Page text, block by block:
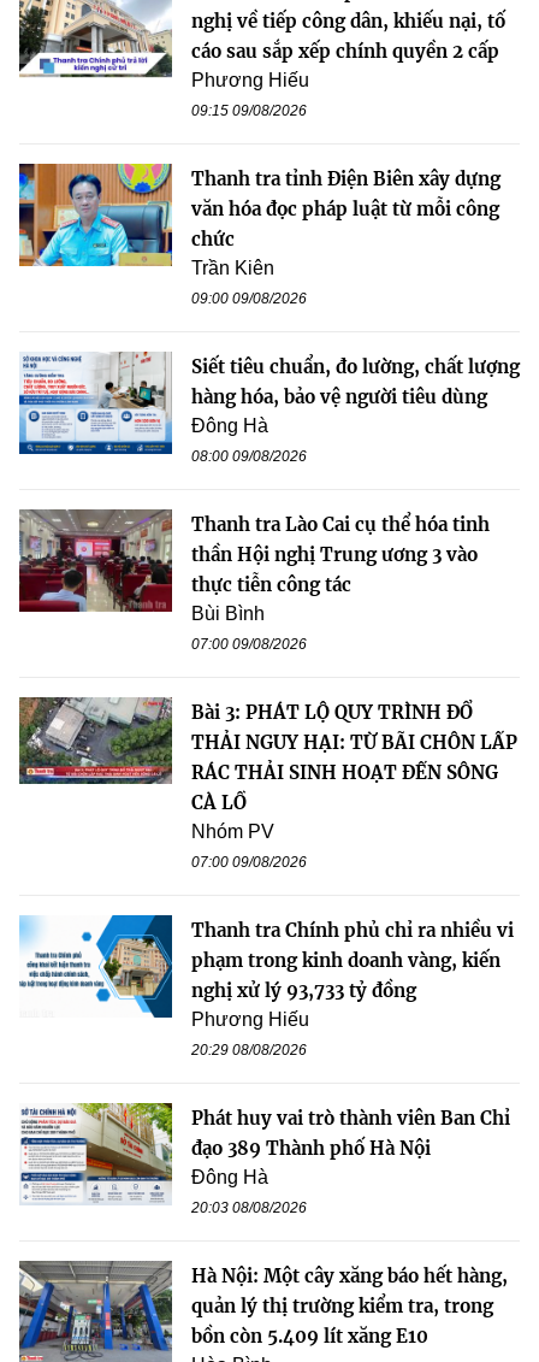
nghị về tiếp công dân, khiếu nại, tố
cáo sau sắp xếp chính quyền 2 cấp
Phương Hiếu
09:15 09/08/2026
Thanh tra tỉnh Điện Biên xây dựng
văn hóa đọc pháp luật từ mỗi công
chức
Trần Kiên
09:00 09/08/2026
Siết tiêu chuẩn, đo lường, chất lượng
hàng hóa, bảo vệ người tiêu dùng
Đông Hà
08:00 09/08/2026
Thanh tra Lào Cai cụ thể hóa tinh
thần Hội nghị Trung ương 3 vào
thực tiễn công tác
Bùi Bình
07:00 09/08/2026
Bài 3: PHÁT LỘ QUY TRÌNH ĐỔ
THẢI NGUY HẠI: TỪ BÃI CHÔN LẤP
RÁC THẢI SINH HOẠT ĐẾN SÔNG
CÀ LỒ
Nhóm PV
07:00 09/08/2026
Thanh tra Chính phủ chỉ ra nhiều vi
phạm trong kinh doanh vàng, kiến
nghị xử lý 93,733 tỷ đồng
Phương Hiếu
20:29 08/08/2026
Phát huy vai trò thành viên Ban Chỉ
đạo 389 Thành phố Hà Nội
Đông Hà
20:03 08/08/2026
Hà Nội: Một cây xăng báo hết hàng,
quản lý thị trường kiểm tra, trong
bồn còn 5.409 lít xăng E10